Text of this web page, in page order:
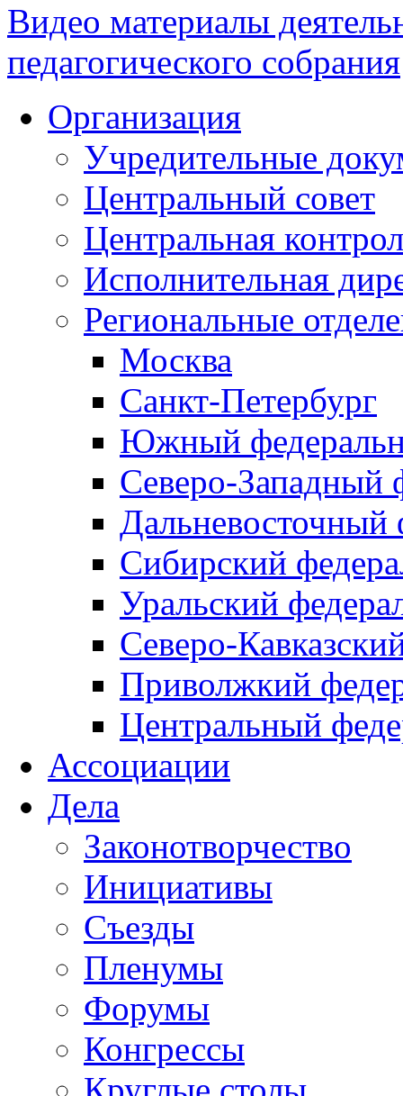
Видео материалы
педагогического собрания
Организация
Учредительные
Центральный совет
Центральная
Исполнительная
Региональные
Москва
Санкт-Петербург
Южный
Северо-Западный
Дальневосточный
Сибирский
Уральский
Северо-
Приволжкий
Центральный
Ассоциации
Дела
Законотворчество
Инициативы
Съезды
Пленумы
Форумы
Конгрессы